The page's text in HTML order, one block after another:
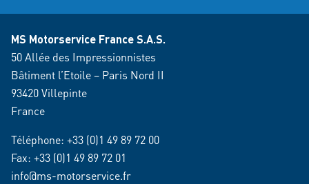
MS Motorservice France S.A.S.
50 Allée des Impressionnistes
Bâtiment l’Etoile – Paris Nord II
93420 Villepinte
France
Téléphone: +33 (0)1 49 89 72 00
Fax: +33 (0)1 49 89 72 01
info@ms-motorservice.fr